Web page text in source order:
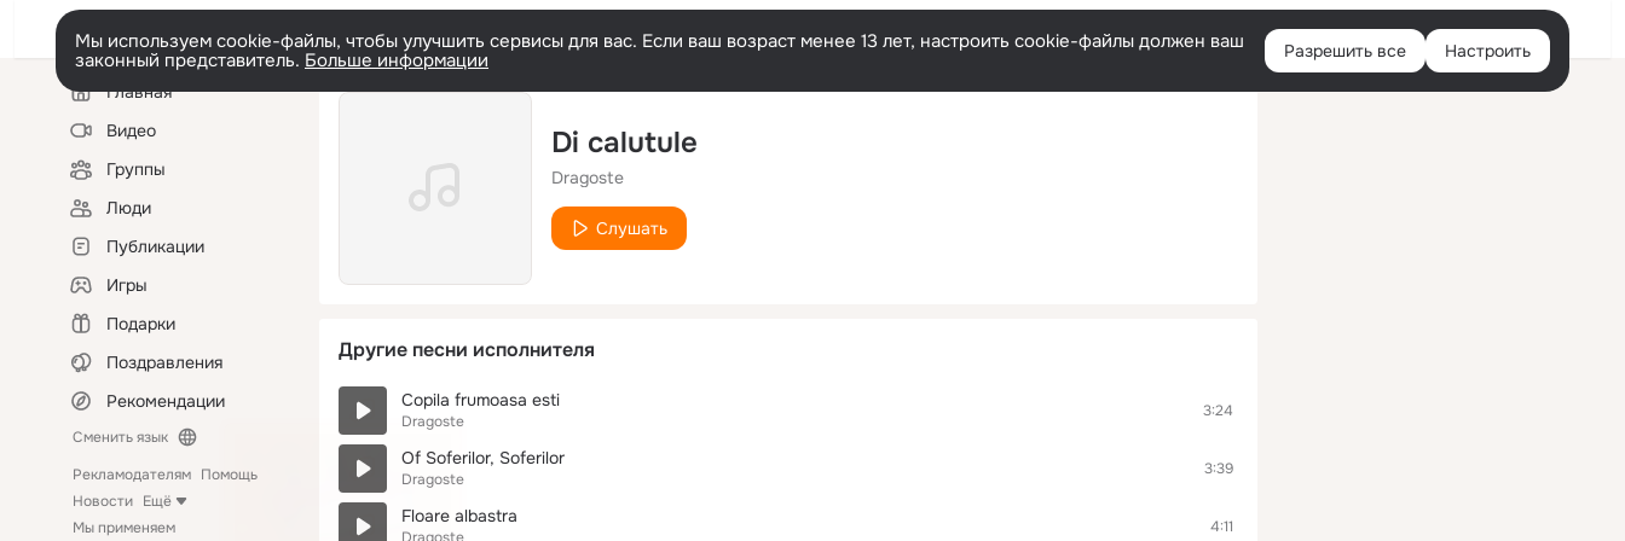
Войти
Мы используем cookie-файлы, чтобы улучшить сервисы для вас. Если ваш возраст менее 13 лет, настроить cookie-файлы должен ваш
законный представитель. Больше информации Разрешить все Настроить
Левая
колонкаГлавная
Видео
Группы
Люди
Публикации
Игры
Подарки
Поздравления
Рекомендации
Сменить язык
Рекламодателям Помощь
Новости Ещё
Мы применяем
Di calutule
Dragoste
Слушать
Другие песни исполнителя
Copila frumoasa esti
Dragoste
3:24
Of Soferilor, Soferilor
Dragoste
3:39
Floare albastra 4:11